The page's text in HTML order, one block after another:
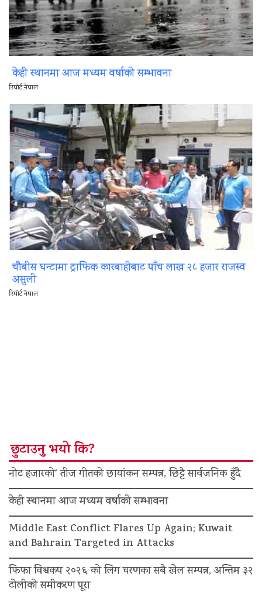
केही स्थानमा आज मध्यम वर्षाको सम्भावना
रिपोर्ट नेपाल
चौबीस घन्टामा ट्राफिक कारबाहीबाट पाँच लाख २८ हजार राजस्व
असुली
रिपोर्ट नेपाल
छुटाउनु भयो कि?
नोट हजारको’ तीज गीतको छायांकन सम्पन्न, छिट्टै सार्वजनिक हुँदै
केही स्थानमा आज मध्यम वर्षाको सम्भावना
Middle East Conflict Flares Up Again; Kuwait
and Bahrain Targeted in Attacks
फिफा विश्वकप २०२६ को लिग चरणका सबै खेल सम्पन्न, अन्तिम ३२
टोलीको समीकरण पूरा